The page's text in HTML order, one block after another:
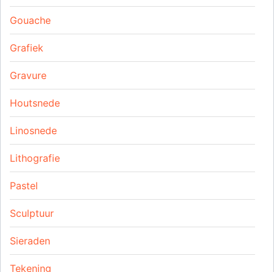
Gouache
Grafiek
Gravure
Houtsnede
Linosnede
Lithografie
Pastel
Sculptuur
Sieraden
Tekening